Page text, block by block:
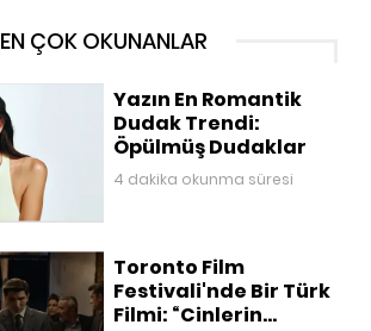
EN ÇOK OKUNANLAR
Yazın En Romantik
Dudak Trendi:
Öpülmüş Dudaklar
4 dakika okunma süresi
Toronto Film
Festivali'nde Bir Türk
Filmi: “Cinlerin